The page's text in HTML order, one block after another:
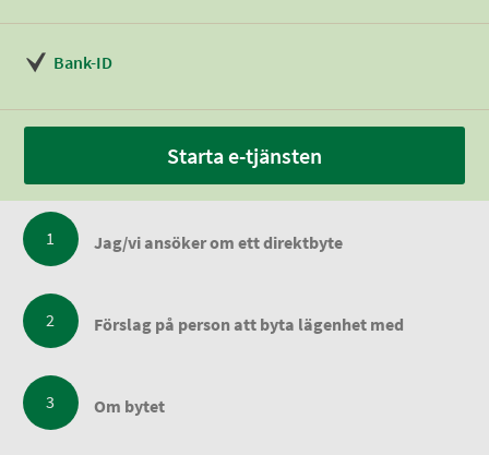
Bank-ID
Starta e-tjänsten
Jag/vi ansöker om ett direktbyte
Förslag på person att byta lägenhet med
Om bytet